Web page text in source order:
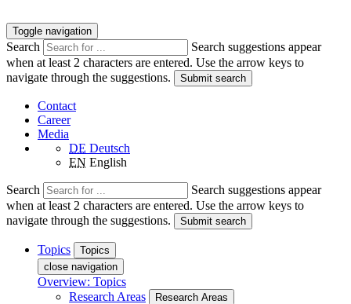
Toggle navigation
Search
Search suggestions appear
when at least 2 characters are entered. Use the arrow keys to
navigate through the suggestions.
Submit search
Contact
Career
Media
DE Deutsch
EN English
Search
Search suggestions appear
when at least 2 characters are entered. Use the arrow keys to
navigate through the suggestions.
Submit search
Topics
Topics
close navigation
Overview: Topics
Research Areas
Research Areas